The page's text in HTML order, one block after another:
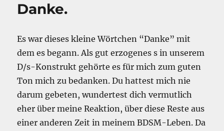
Danke.
Es war dieses kleine Wörtchen “Danke” mit
dem es begann. Als gut erzogenes s in unserem
D/s-Konstrukt gehörte es für mich zum guten
Ton mich zu bedanken. Du hattest mich nie
darum gebeten, wundertest dich vermutlich
eher über meine Reaktion, über diese Reste aus
einer anderen Zeit in meinem BDSM-Leben. Da